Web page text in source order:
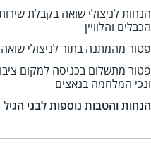
הנחות לניצולי שואה בקבלת
הכבלים והלוויין
פטור מהמתנה בתור לניצולי
פטור מתשלום בכניסה למקום
ונכי המלחמה בנאצים
הנחות והטבות נוספות לבני